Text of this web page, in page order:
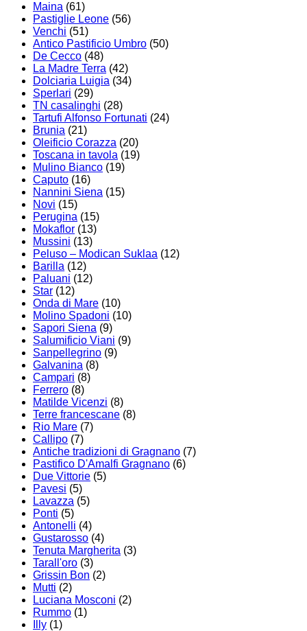
Maina (61)
Pastiglie Leone (56)
Venchi (51)
Antico Pastificio Umbro (50)
De Cecco (48)
La Madre Terra (42)
Dolciaria Luigia (34)
Sperlari (29)
TN casalinghi (28)
Tartufi Alfonso Fortunati (24)
Brunia (21)
Oleificio Corazza (20)
Toscana in tavola (19)
Mulino Bianco (19)
Caputo (16)
Nannini Siena (15)
Novi (15)
Perugina (15)
Mokaflor (13)
Mussini (13)
Peluso – Modican Suklaa (12)
Barilla (12)
Paluani (12)
Star (12)
Onda di Mare (10)
Molino Spadoni (10)
Sapori Siena (9)
Salumificio Viani (9)
Sanpellegrino (9)
Galvanina (8)
Campari (8)
Ferrero (8)
Matilde Vicenzi (8)
Terre francescane (8)
Rio Mare (7)
Callipo (7)
Antiche tradizioni di Gragnano (7)
Pastifico D'Amalfi Gragnano (6)
Due Vittorie (5)
Pavesi (5)
Lavazza (5)
Ponti (5)
Antonelli (4)
Gustarosso (4)
Tenuta Margherita (3)
Tarall'oro (3)
Grissin Bon (2)
Mutti (2)
Luciana Mosconi (2)
Rummo (1)
Illy (1)